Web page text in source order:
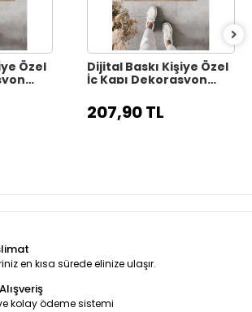
Özel
Dijital Baskı Kişiye Özel
İç Kapı Dekorasyon
207,90 TL
en kısa sürede elinize ulaşır.
kolay ödeme sistemi